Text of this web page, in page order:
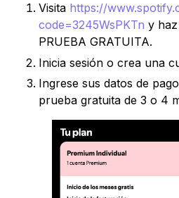
Visita https://
code=3245WsPKTn y
PRUEBA GRATUITA.
Inicia sesión o crea una
Ingrese sus datos de
prueba gratuita de 3 o 4